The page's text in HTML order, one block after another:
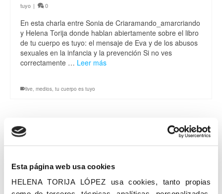
Esta página web usa cookies
HELENA TORIJA LÓPEZ usa cookies, tanto propias
tuyo | 0
En esta charla entre Sonia de Criaramando_amarcriando
y Helena Torija donde hablan abiertamente sobre el libro
de tu cuerpo es tuyo: el mensaje de Eva y de los abusos
sexuales en la infancia y la prevención Si no ves
correctamente … Leer más
live, medios, tu cuerpo es tuyo
29
DIC 2020
Artículo en El País
Uncategorized | 0
Nos quedan tres dias para acabar el crowdfunding de Tu